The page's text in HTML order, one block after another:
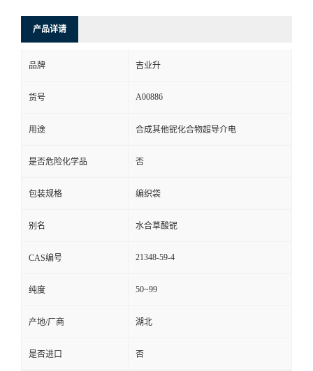
产品详请
品牌 吉业升
货号 A00886
用途 合成其他铌化合物超导介电
是否危险化学品 否
包装规格 编织袋
别名 水合草酸铌
CAS编号 21348-59-4
纯度 50~99
产地/厂商 湖北
是否进口 否